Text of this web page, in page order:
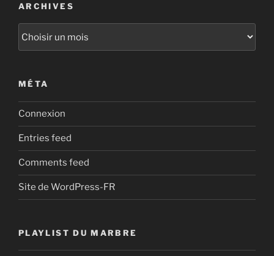
ARCHIVES
MÉTA
Connexion
Entries feed
Comments feed
Site de WordPress-FR
PLAYLIST DU MARBRE